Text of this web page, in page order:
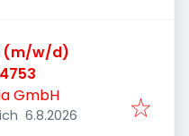
(m/w/d)
GmbH
Veröffentlicht
6.8.2026